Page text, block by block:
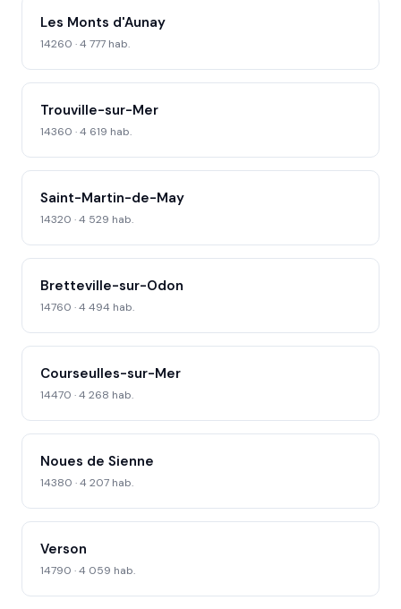
Les Monts d'Aunay
14260 · 4 777 hab.
Trouville-sur-Mer
14360 · 4 619 hab.
Saint-Martin-de-May
14320 · 4 529 hab.
Bretteville-sur-Odon
14760 · 4 494 hab.
Courseulles-sur-Mer
14470 · 4 268 hab.
Noues de Sienne
14380 · 4 207 hab.
Verson
14790 · 4 059 hab.